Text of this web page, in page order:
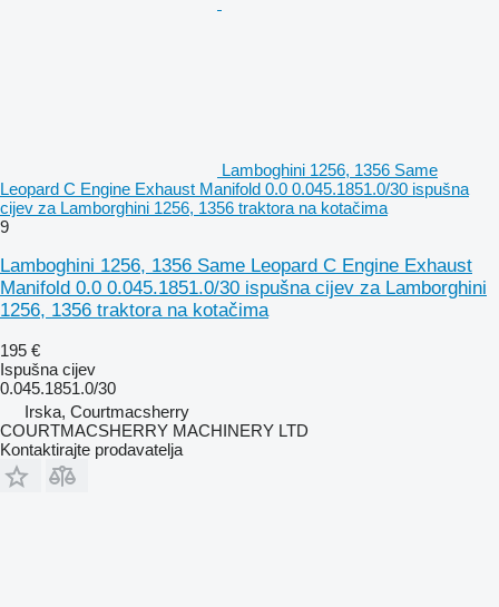
Lamboghini 1256, 1356 Same
Leopard C Engine Exhaust Manifold 0.0 0.045.1851.0/30 ispušna
cijev za Lamborghini 1256, 1356 traktora na kotačima
9
Lamboghini 1256, 1356 Same Leopard C Engine Exhaust
Manifold 0.0 0.045.1851.0/30 ispušna cijev za Lamborghini
1256, 1356 traktora na kotačima
195 €
Ispušna cijev
0.045.1851.0/30
Irska, Courtmacsherry
COURTMACSHERRY MACHINERY LTD
Kontaktirajte prodavatelja